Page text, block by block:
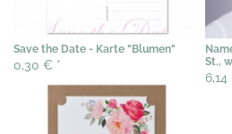
Save the Date - Karte "Blumen"
0,30 € *
St.,
6,14